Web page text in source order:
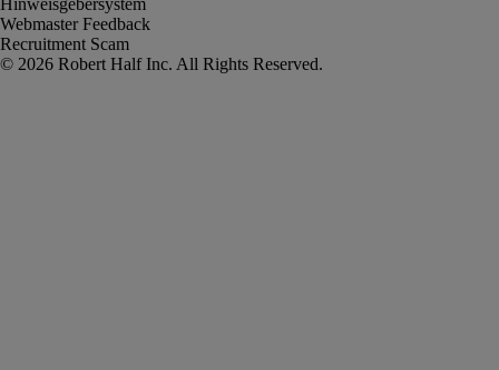
Webmaster Feedback
Recruitment Scam